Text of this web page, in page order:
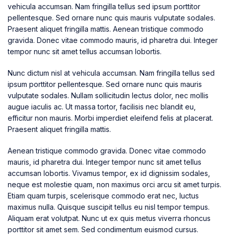
vehicula accumsan. Nam fringilla tellus sed ipsum porttitor
pellentesque. Sed ornare nunc quis mauris vulputate sodales.
Praesent aliquet fringilla mattis. Aenean tristique commodo
gravida. Donec vitae commodo mauris, id pharetra dui. Integer
tempor nunc sit amet tellus accumsan lobortis.
Nunc dictum nisl at vehicula accumsan. Nam fringilla tellus sed
ipsum porttitor pellentesque. Sed ornare nunc quis mauris
vulputate sodales. Nullam sollicitudin lectus dolor, nec mollis
augue iaculis ac. Ut massa tortor, facilisis nec blandit eu,
efficitur non mauris. Morbi imperdiet eleifend felis at placerat.
Praesent aliquet fringilla mattis.
Aenean tristique commodo gravida. Donec vitae commodo
mauris, id pharetra dui. Integer tempor nunc sit amet tellus
accumsan lobortis. Vivamus tempor, ex id dignissim sodales,
neque est molestie quam, non maximus orci arcu sit amet turpis.
Etiam quam turpis, scelerisque commodo erat nec, luctus
maximus nulla. Quisque suscipit tellus eu nisl tempor tempus.
Aliquam erat volutpat. Nunc ut ex quis metus viverra rhoncus
porttitor sit amet sem. Sed condimentum euismod cursus.